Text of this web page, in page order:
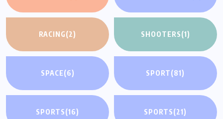
RACING(2) SHOOTERS(1)
SPACE(6) SPORT(81)
SPORTS(16) SPORTS(21)